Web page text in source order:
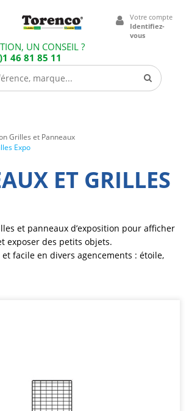
UN CONSEIL ?
46 81 85 11
Votre compte
Identifiez-
vous
Grilles et Panneaux
Expo
ET GRILLES
et panneaux d’exposition pour afficher
exposer des petits objets.
facile en divers agencements : étoile,